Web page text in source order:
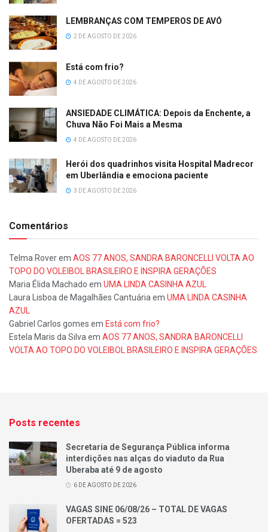
LEMBRANÇAS COM TEMPEROS DE AVÓ
2 DE AGOSTO DE 2026
Está com frio?
4 DE AGOSTO DE 2026
ANSIEDADE CLIMÁTICA: Depois da Enchente, a
Chuva Não Foi Mais a Mesma
4 DE AGOSTO DE 2026
Herói dos quadrinhos visita Hospital Madrecor
em Uberlândia e emociona paciente
3 DE AGOSTO DE 2026
Comentários
Telma Roverem AOS 77 ANOS, SANDRA BARONCELLI VOLTA AO
TOPO DO VOLEIBOL BRASILEIRO E INSPIRA GERAÇÕES
Maria Élida Machado em UMA LINDA CASINHA AZUL
Laura Lisboa de Magalhães Cantuária em UMA LINDA CASINHA
AZUL
Gabriel Carlos gomes em Está com frio?
Estela Maris da Silva em AOS 77 ANOS, SANDRA BARONCELLI
VOLTA AO TOPO DO VOLEIBOL BRASILEIRO E INSPIRA GERAÇÕES
Posts recentes
Secretaria de Segurança Pública informa
interdições nas alças do viaduto da Rua
Uberaba até 9 de agosto
6 DE AGOSTO DE 2026
VAGAS SINE 06/08/26 – TOTAL DE VAGAS
OFERTADAS = 523